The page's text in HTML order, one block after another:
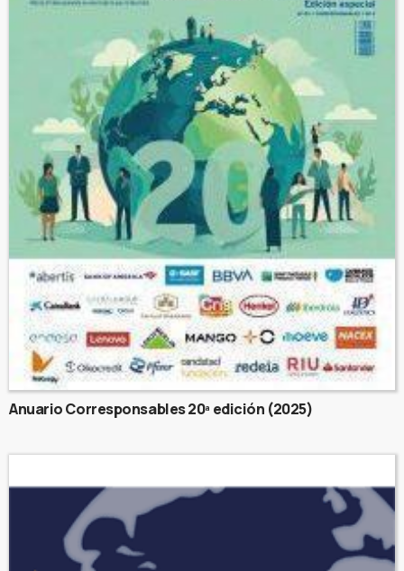
Anuario Corresponsables 20ª edición (2025)